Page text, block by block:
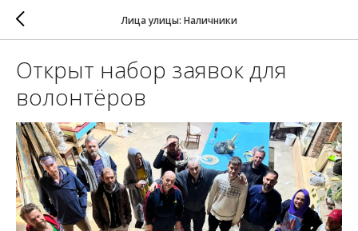
Лица улицы: Наличники
Открыт набор заявок для
волонтёров